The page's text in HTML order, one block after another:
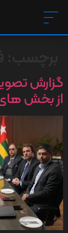
گزارش
از بخش های